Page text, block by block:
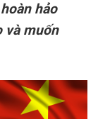
hảo
và muốn